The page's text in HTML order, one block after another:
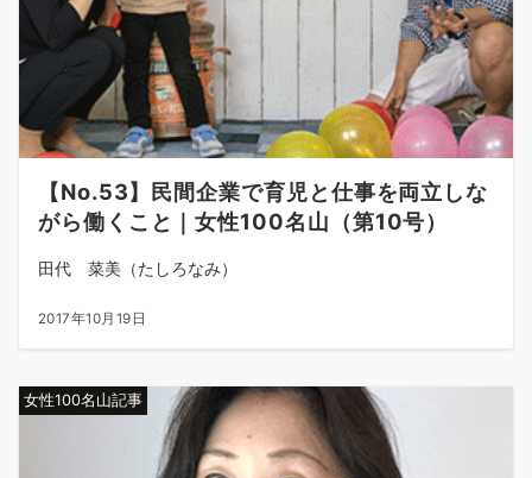
【No.53】民間企業で育児と仕事を両立しな
がら働くこと｜女性100名山（第10号）
田代 菜美（たしろなみ）
2017年10月19日
女性100名山記事